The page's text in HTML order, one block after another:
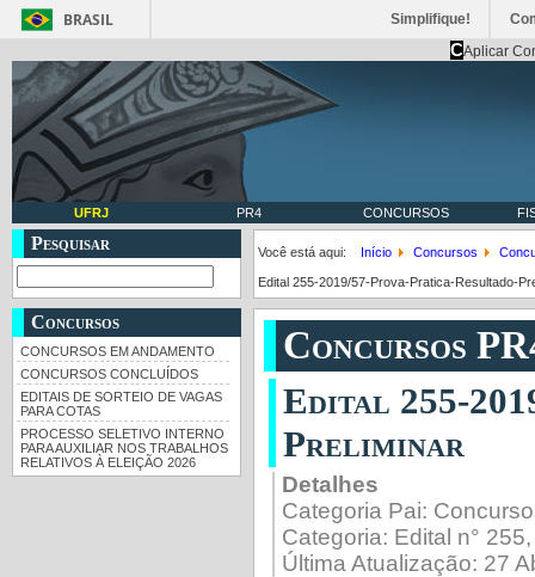
BRASIL Simplifique!
CAplicar
UFRJ PR4 CONCURSOS
Pesquisar
Concursos
CONCURSOS EM ANDAMENTO
CONCURSOS CONCLUÍDOS
EDITAIS DE SORTEIO DE VAGAS
PARA COTAS
PROCESSO SELETIVO INTERNO
PARA AUXILIAR NOS TRABALHOS
RELATIVOS À ELEIÇÃO 2026
Você está aqui: Início Concursos
Edital 255-2019/57-Prova-Pratica-Resultado-
Concursos
Edital 255-
Preliminar
Detalhes
Categoria Pai:
Categoria: Edital n°
Última Atualização: 27